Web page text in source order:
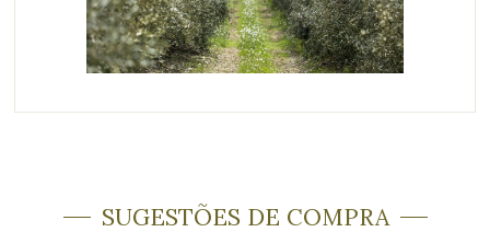
SUGESTÕES DE COMPRA